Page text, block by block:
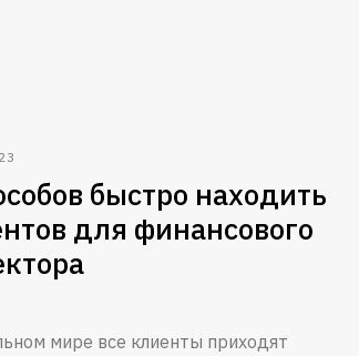
быстро находить
для финансового
мире все клиенты приходят